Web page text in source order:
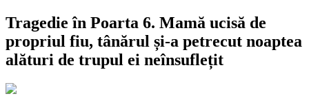
Tragedie în Poarta 6. Mamă ucisă de
propriul fiu, tânărul și-a petrecut noaptea
alături de trupul ei neînsuflețit